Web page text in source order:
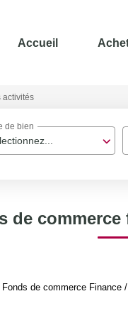
Accueil
activités
de bien
de
de commerce